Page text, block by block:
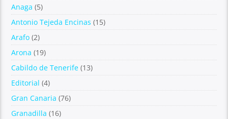
Anaga (5)
Antonio Tejeda Encinas (15)
Arafo (2)
Arona (19)
Cabildo de Tenerife (13)
Editorial (4)
Gran Canaria (76)
Granadilla (16)